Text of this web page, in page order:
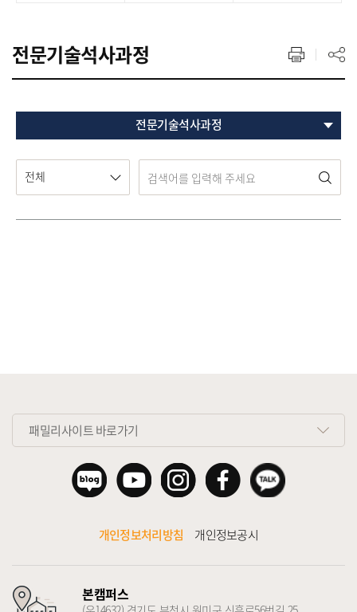
전문기술석사과정
전문기술석사과정
전체
패밀리사이트 바로가기
개인정보처리방침 개인정보공시
본캠퍼스